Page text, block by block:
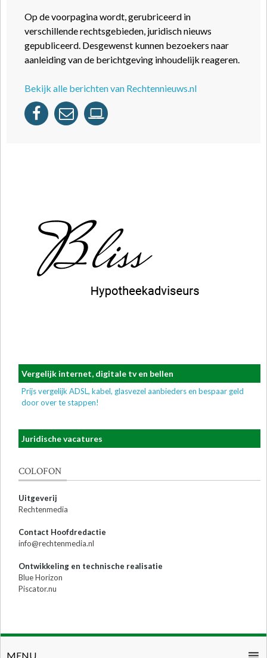
Op de voorpagina wordt, gerubriceerd in
verschillende rechtsgebieden, juridisch nieuws
gepubliceerd. Desgewenst kunnen bezoekers naar
aanleiding van de berichtgeving inhoudelijk reageren.
Bekijk alle berichten van Rechtennieuws.nl
Vergelijk internet, digitale tv en bellen
Prijs vergelijk ADSL, kabel, glasvezel aanbieders en bespaar geld
door over te stappen!
Juridische vacatures
COLOFON
Uitgeverij
Rechtenmedia
Contact Hoofdredactie
info@rechtenmedia.nl
Ontwikkeling en technische realisatie
Blue Horizon
Piscator.nu
MENU